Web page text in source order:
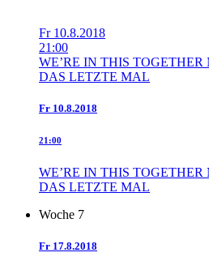
Fr 10.8.2018
21:00
WE’RE IN THIS
DAS LETZTE MAL
Fr 10.8.2018
21:00
WE’RE IN THIS
DAS LETZTE MAL
Woche 7
Fr 17.8.2018